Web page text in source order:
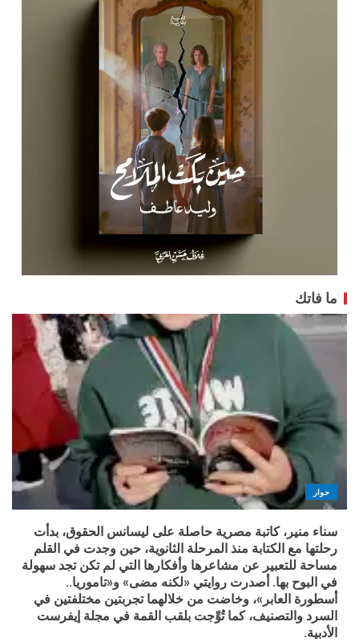
ما فاتك
حوار
سناء منير، كاتبة مصرية حاصلة على ليسانس الحقوق، بدأت
رحلتها مع الكتابة منذ المرحلة الثانوية، حين وجدت في القلم
مساحة للتعبير عن مشاعرها وأفكارها التي لم تكن تجد سهولة
في البوح بها. أصدرت روايتي «لكنه مضى» و«تاموريا..
أسطورة العابر»، وخاضت من خلالهما تجربتين مختلفتين في
السرد والتصنيف، كما تُوِّجت بلقب القمة في مجلة إيفرست
الأدبية.